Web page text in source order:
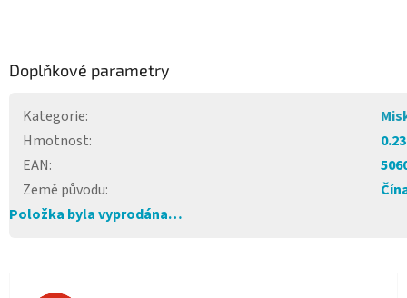
Doplňkové parametry
Kategorie:
Hmotnost:
EAN:
Země původu:
Položka byla vyprodána…